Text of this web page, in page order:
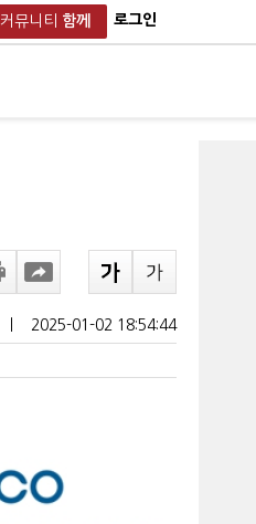
커뮤니티 함께 로그인
2025-01-02 18:54:44